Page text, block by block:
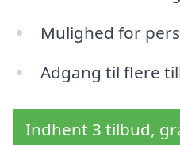
Mulighed for
Adgang til flere
Indhent 3 tilbud,